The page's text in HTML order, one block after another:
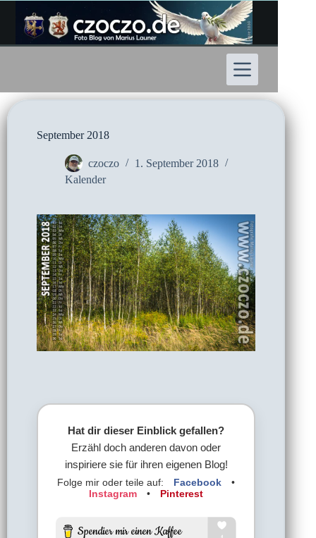
Inhalt
springen
September 2018
czoczo
1. September 2018
Kalender
Hat dir dieser Einblick gefallen?
Erzähl doch anderen davon oder
inspiriere sie für ihren eigenen Blog!
Folge mir oder teile auf: Facebook
•
Instagram
• Pinterest